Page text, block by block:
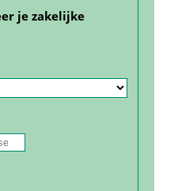
je zakelijke